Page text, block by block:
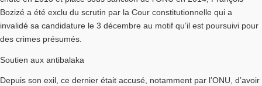
Bozizé a été exclu du scrutin par la Cour constitutionnelle qui a
invalidé sa candidature le 3 décembre au motif qu’il est poursuivi pour
des crimes présumés.
Soutien aux antibalaka
Depuis son exil, ce dernier était accusé, notamment par l’ONU, d’avoir